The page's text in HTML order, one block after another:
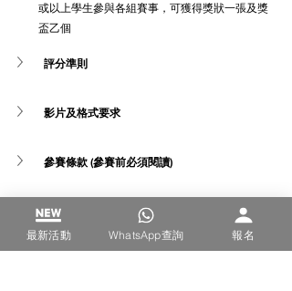
或以上學生參與各組賽事，可獲得獎狀一張及獎
盃乙個
評分準則
影片及格式要求
參賽條款 (參賽前必須閱讀)
得獎後訂製獎項費用
最新活動 WhatsApp查詢 報名